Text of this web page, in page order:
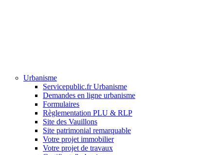
Urbanisme
Servicepublic.fr Urbanisme
Demandes en ligne urbanisme
Formulaires
Règlementation PLU & RLP
Site des Vauillons
Site patrimonial remarquable
Votre projet immobilier
Votre projet de travaux